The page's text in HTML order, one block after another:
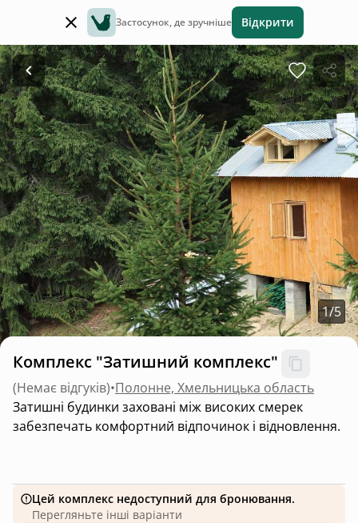
Застосунок, де зручніше Відкрити
1/5
Комплекс "Затишний комплекс"
(Немає відгуків)•Полонне, Хмельницька область
Затишні будинки заховані між високих смерек
забезпечать комфортний відпочинок і відновлення.
Цей комплекс недоступний для бронювання.
Перегляньте інші варіанти